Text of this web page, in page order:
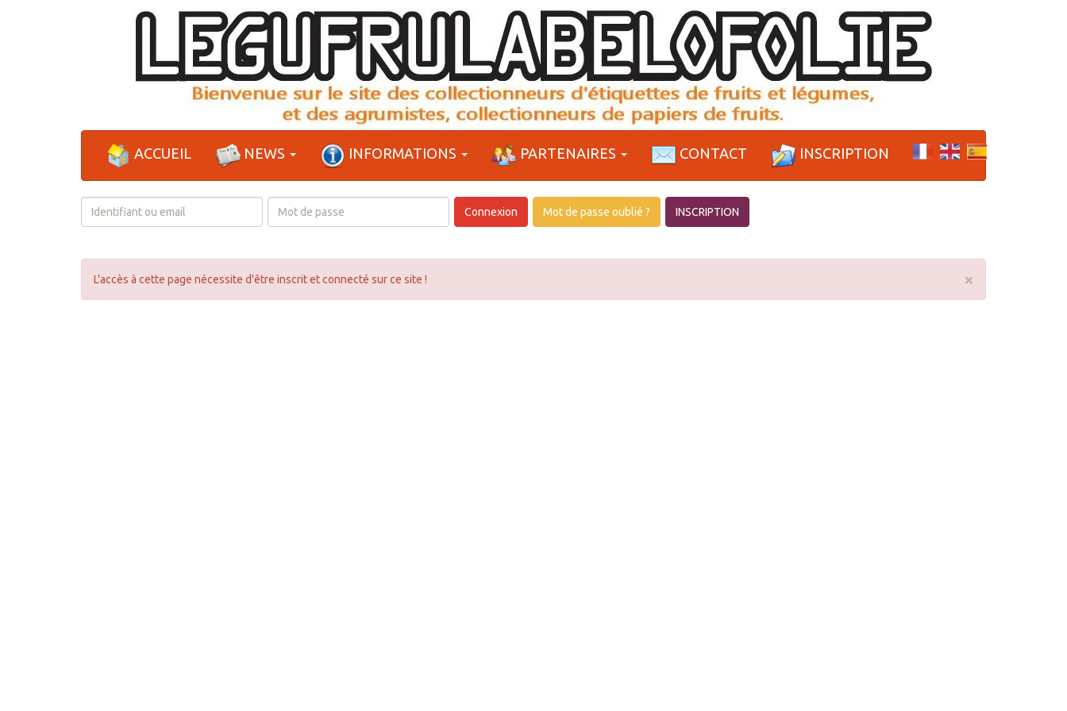
ACCUEIL NEWS INFORMATIONS PARTENAIRES CONTACT INSCRIPTION
Login
Connexion Mot de passe oublié ? INSCRIPTION
×
L'accès à cette page nécessite d'être inscrit et connecté sur ce site !